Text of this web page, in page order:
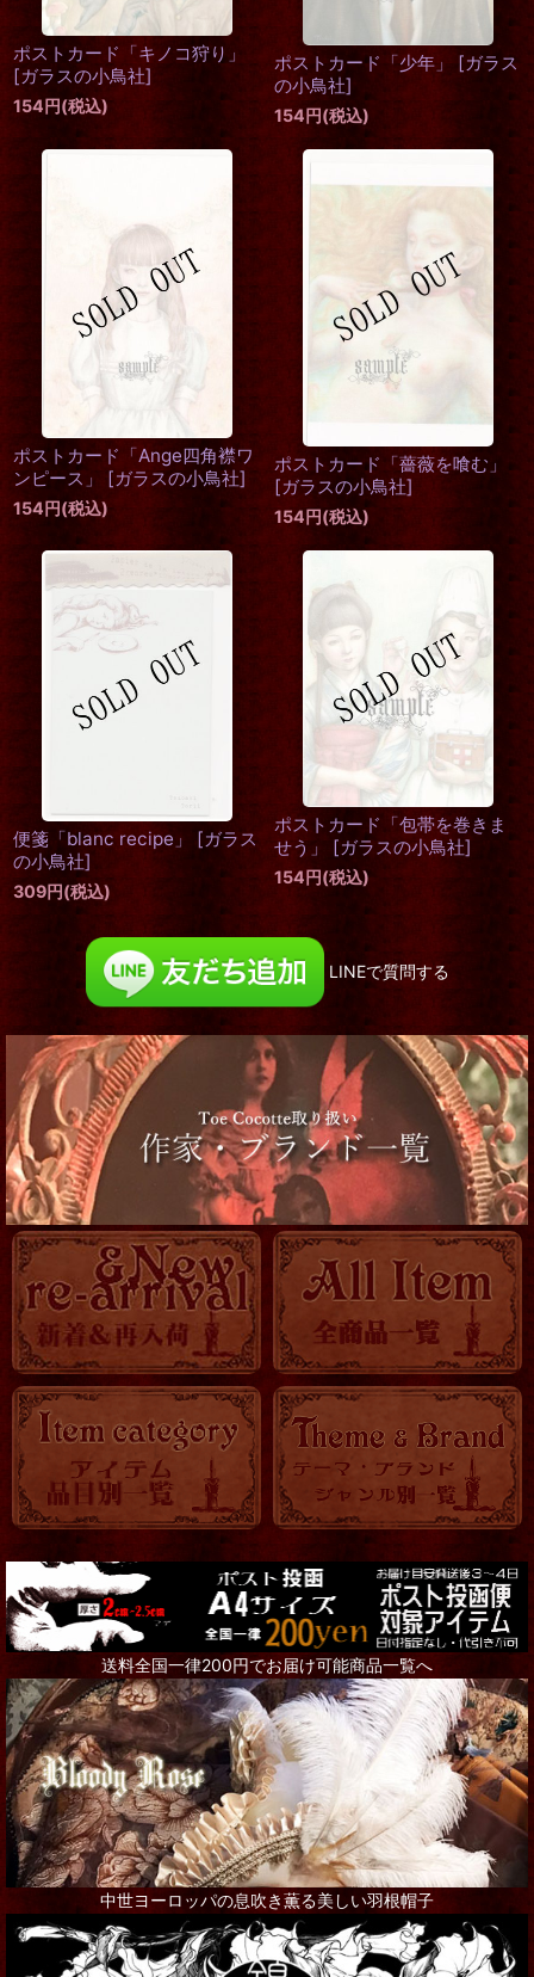
ポストカード「キノコ狩り」
[ガラスの小鳥社]
154円(税込)
ポストカード「少年」 [ガラス
の小鳥社]
154円(税込)
ポストカード「Ange四角襟ワ
ンピース」
[ガラスの小鳥社]
154円(税込)
ポストカード「薔薇を喰む」
[ガラスの小鳥社]
154円(税込)
便箋「blanc recipe」 [ガラス
の小鳥社]
309円(税込)
ポストカード「包帯を巻きま
せう」
[ガラスの小鳥社]
154円(税込)
LINEで質問する
送料全国一律200円でお届け可能商品一覧へ
中世ヨーロッパの息吹き薫る美しい羽根帽子